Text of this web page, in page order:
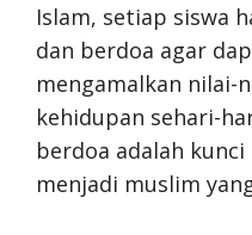
Islam, setiap siswa
dan berdoa agar
mengamalkan nilai-
kehidupan sehari-
berdoa adalah
menjadi muslim